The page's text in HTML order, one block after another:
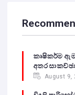
කෘෂිකර්ම
අතර
August 9,